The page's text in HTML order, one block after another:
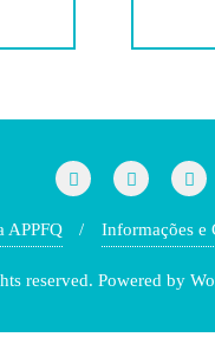
APPFQ Informações e
reserved. Powered by